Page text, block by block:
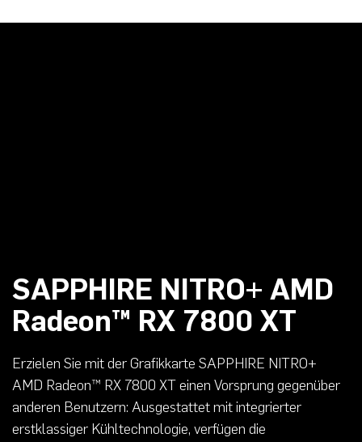
SAPPHIRE NITRO+ AMD
Radeon™ RX 7800 XT
Erzielen Sie mit der Grafikkarte SAPPHIRE NITRO+
AMD Radeon™ RX 7800 XT einen Vorsprung gegenüber
anderen Benutzern: Ausgestattet mit integrierter
erstklassiger Kühltechnologie, verfügen die